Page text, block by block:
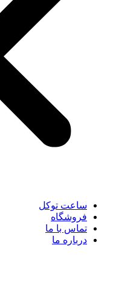
ساعت توکل
فروشگاه
تماس با ما
درباره ما